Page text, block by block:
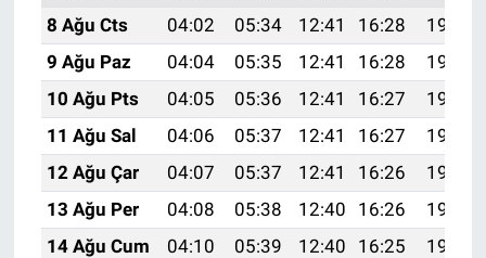
8 Ağu Cts
04:02 05:34 12:41 16:28
19:38
9 Ağu Paz
04:04 05:35 12:41 16:28
19:37
10 Ağu Pts
04:05 05:36 12:41 16:27
19:36
11 Ağu Sal
04:06 05:37 12:41 16:27
19:35
12 Ağu Çar
04:07 05:37 12:41 16:26
19:34
13 Ağu Per
04:08 05:38 12:40 16:26
19:33
14 Ağu Cum
04:10 05:39 12:40 16:25
19:32